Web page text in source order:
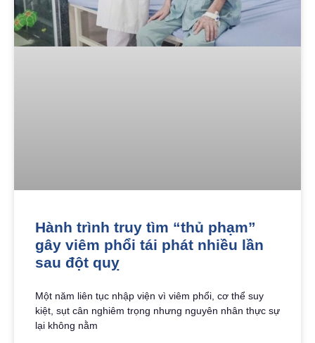
Hành trình truy tìm “thủ phạm”
gây viêm phổi tái phát nhiều lần
sau đột quỵ
Một năm liên tục nhập viện vì viêm phổi, cơ thể suy
kiệt, sụt cân nghiêm trọng nhưng nguyên nhân thực sự
lại không nằm